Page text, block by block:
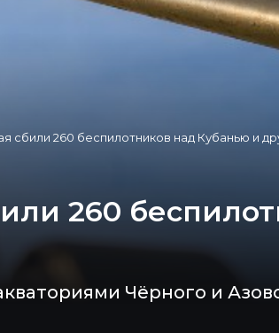
сбили 260 беспилотников над Кубанью и
260
Чёрного и